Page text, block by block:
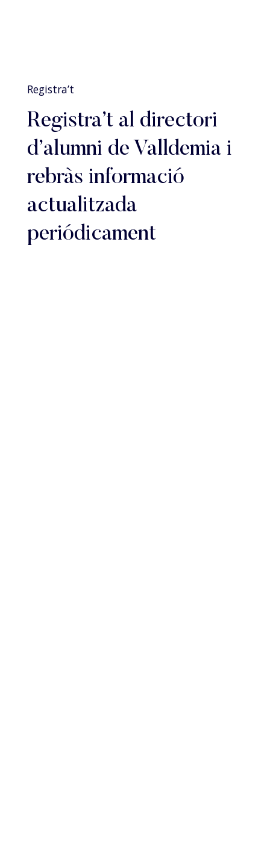
Registra’t
Registra’t al directori
d’alumni de Valldemia i
rebràs informació
actualitzada
periódicament